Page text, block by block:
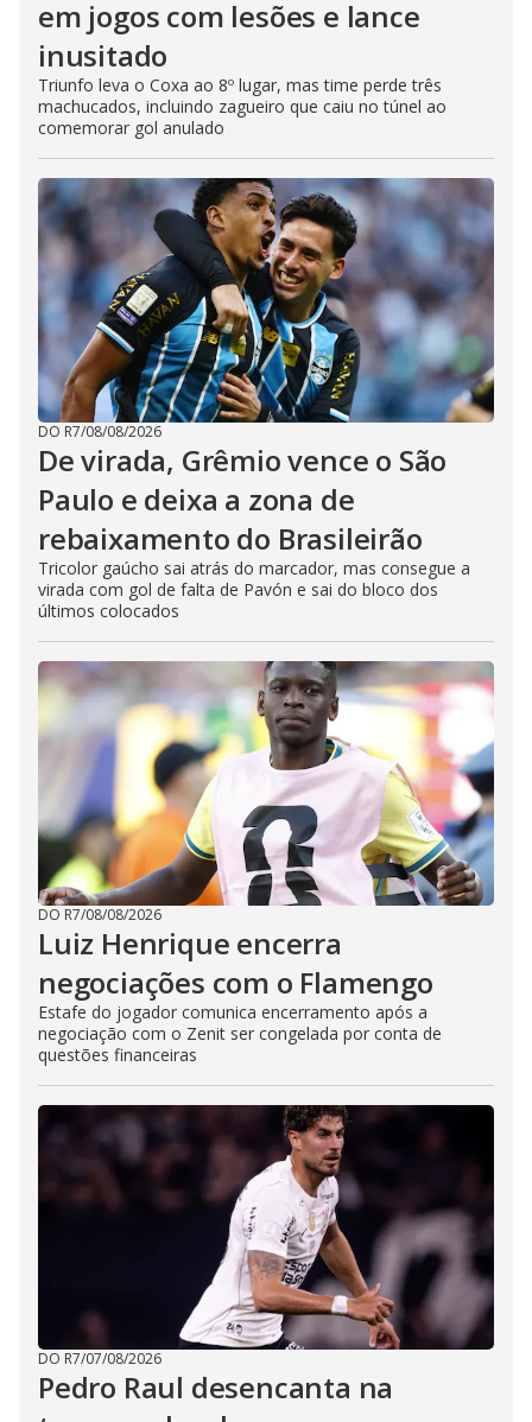
em jogos com lesões e lance
inusitado
Triunfo leva o Coxa ao 8º lugar, mas time perde três
machucados, incluindo zagueiro que caiu no túnel ao
comemorar gol anulado
DO R7/08/08/2026
De virada, Grêmio vence o São
Paulo e deixa a zona de
rebaixamento do Brasileirão
Tricolor gaúcho sai atrás do marcador, mas consegue a
virada com gol de falta de Pavón e sai do bloco dos
últimos colocados
DO R7/08/08/2026
Luiz Henrique encerra
negociações com o Flamengo
Estafe do jogador comunica encerramento após a
negociação com o Zenit ser congelada por conta de
questões financeiras
DO R7/07/08/2026
Pedro Raul desencanta na